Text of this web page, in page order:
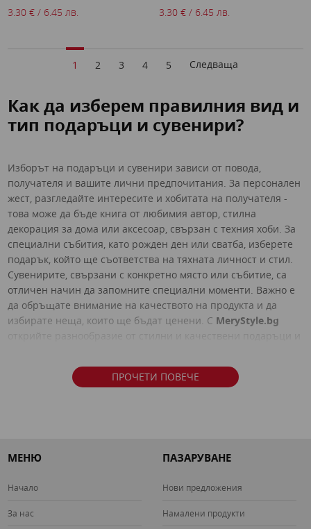
3.30 € / 6.45 лв. 3.30 € / 6.45 лв.
1 2 3 4 5 Следваща
Как да изберем правилния вид и
тип подаръци и сувенири?
Изборът на подаръци и сувенири зависи от повода,
получателя и вашите лични предпочитания. За персонален
жест, разгледайте интересите и хобитата на получателя -
това може да бъде книга от любимия автор, стилна
декорация за дома или аксесоар, свързан с техния хоби. За
специални събития, като рожден ден или сватба, изберете
подарък, който ще съответства на тяхната личност и стил.
Сувенирите, свързани с конкретно място или събитие, са
отличен начин да запомните специални моменти. Важно е
да обръщате внимание на качеството на продукта и да
избирате неща, които ще бъдат ценени. С MeryStyle.bg
Защо да изберем MeryStyle при
гарантирате уникален стил и високо качество. Нашата
продукти, подходящи за всеки повод и вкус. Ние отдаваме
значение на детайлите и предоставяме подаръци, които
ПРОЧЕТИ ПОВЕЧЕ
МЕНЮ
Начало
За нас
ПАЗАРУВАНЕ
Нови предложения
Намалени продукти